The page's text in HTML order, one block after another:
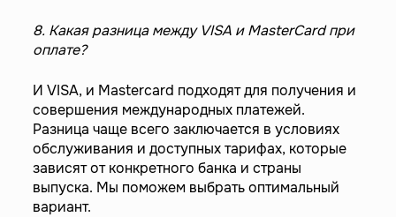
8. Какая разница между VISA и MasterCard при
оплате?
И VISA, и Mastercard подходят для получения и
совершения международных платежей.
Разница чаще всего заключается в условиях
обслуживания и доступных тарифах, которые
зависят от конкретного банка и страны
выпуска. Мы поможем выбрать оптимальный
вариант.